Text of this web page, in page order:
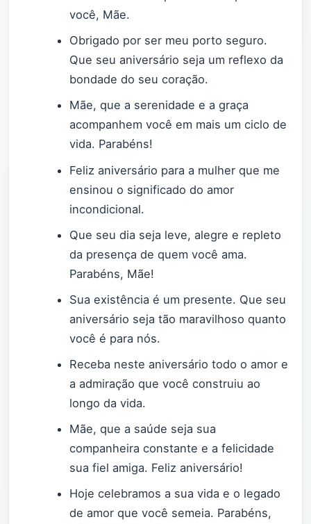
você, Mãe.
Obrigado por ser meu porto seguro.
Que seu aniversário seja um reflexo da
bondade do seu coração.
Mãe, que a serenidade e a graça
acompanhem você em mais um ciclo de
vida. Parabéns!
Feliz aniversário para a mulher que me
ensinou o significado do amor
incondicional.
Que seu dia seja leve, alegre e repleto
da presença de quem você ama.
Parabéns, Mãe!
Sua existência é um presente. Que seu
aniversário seja tão maravilhoso quanto
você é para nós.
Receba neste aniversário todo o amor e
a admiração que você construiu ao
longo da vida.
Mãe, que a saúde seja sua
companheira constante e a felicidade
sua fiel amiga. Feliz aniversário!
Hoje celebramos a sua vida e o legado
de amor que você semeia. Parabéns,